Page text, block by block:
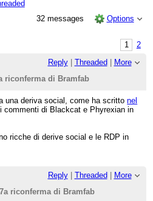
32 messages
Options
1
2
Reply| Threaded
More
riconferma di Bramfab
una deriva social, come ha scrittonel
commenti di Blackcat e Phyrexian in
ricche di derive social e le RDP in
Reply| Threaded
More
riconferma di Bramfab